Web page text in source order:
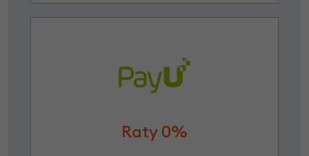
Raty 0%